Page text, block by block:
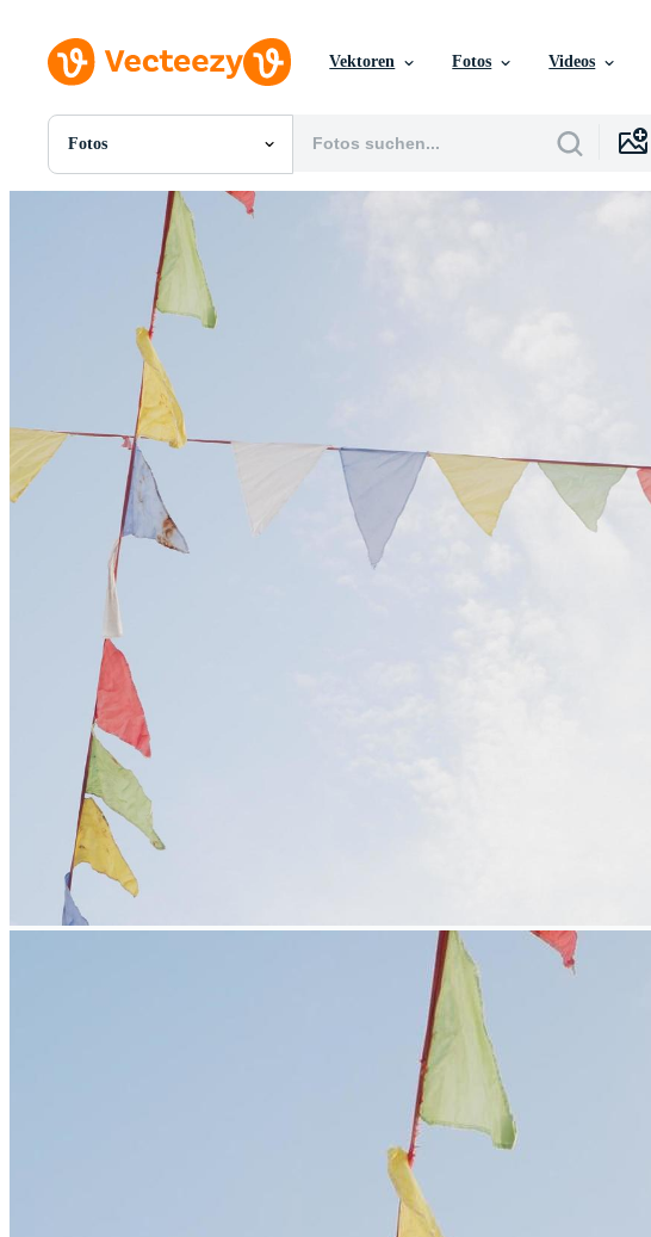
Vektoren Fotos Videos
Fotos
Alle Bilder
Vorlagen
Vektoren
Videos
Motion Graphics
Redaktionelle Bilder
Redaktionelle Ereignisse